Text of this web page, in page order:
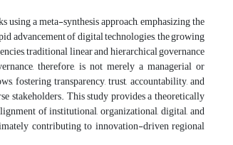
a meta-synthesis approach, emphasizing the
advancement of digital technologies, the growing
traditional linear and hierarchical governance
therefore, is not merely a managerial or
fostering transparency, trust, accountability, and
stakeholders. This study provides a theoretically
of institutional, organizational, digital, and
contributing to innovation-driven regional